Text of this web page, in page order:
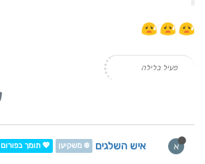
פעיל בלילה
א איש השלגים ❄️ משקיען 💖 תומך בפורום